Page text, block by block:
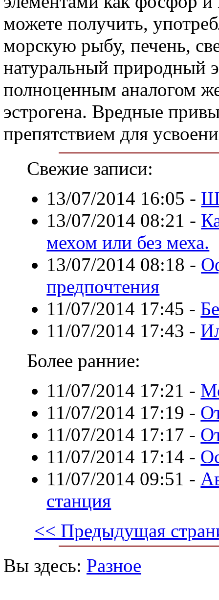
можете получить,
морскую рыбу, печень,
натуральный природный
полноценным аналогом
эстрогена. Вредные
препятствием для
Свежие записи:
13/07/2014 16:05 -
13/07/2014 08:21 -
мехом или без меха.
13/07/2014 08:18 -
предпочтения
11/07/2014 17:45 -
11/07/2014 17:43 -
Более ранние:
11/07/2014 17:21 -
11/07/2014 17:19 -
11/07/2014 17:17 -
11/07/2014 17:14 -
11/07/2014 09:51 -
станция
<< Предыдущая
Вы здесь: Разное